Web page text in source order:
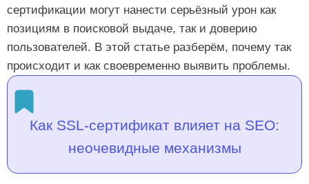
Шаг 2. Проверьте SAN-имена
Шаг 3. Проверьте цепочку сертификатов
Шаг 4. Проверьте, не отозван ли сертификат
Что делать, если проблема найдена
Проблема: истекает срок
Проблема: неполный SAN
Проблема: неполная цепочка
Профилактика: как не допустить проблем с SSL
Заключение
сертификации могут нанести серьёзный урон как
позициям в поисковой выдаче, так и доверию
пользователей. В этой статье разберём, почему так
происходит и как своевременно выявить проблемы.
Как SSL-сертификат влияет на SEO:
неочевидные механизмы